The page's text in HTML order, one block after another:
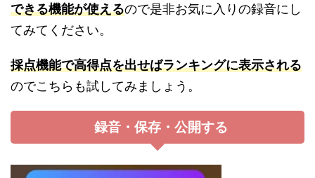
できる機能が使えるので是非お気に入りの録音にし
てみてください。
採点機能で高得点を出せばランキングに表示される
のでこちらも試してみましょう。
録音・保存・公開する